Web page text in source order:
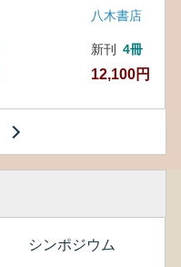
八木書店
新刊 4冊
12,100円
シンポジウム